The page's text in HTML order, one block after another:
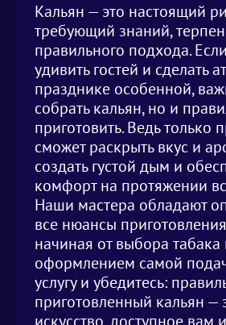
Кальян — это настоящий
требующий знаний,
правильного подхода.
удивить гостей и сделать
празднике особенной,
собрать кальян, но и
приготовить. Ведь только
сможет раскрыть вкус и
создать густой дым и
комфорт на протяжении
Наши мастера обладают
все нюансы
начиная от выбора табака
оформлением самой
услугу и убедитесь:
приготовленный кальян —